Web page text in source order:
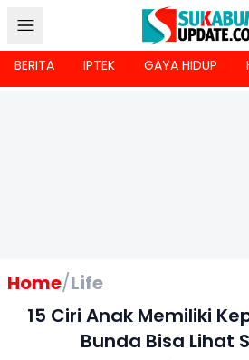
BERITA IPTEK GAYA HIDUP
Home/Life
15 Ciri Anak Memiliki
Bunda Bisa Lihat